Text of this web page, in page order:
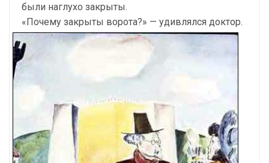
были наглухо закрыты.
«Почему закрыты ворота?» — удивлялся доктор.